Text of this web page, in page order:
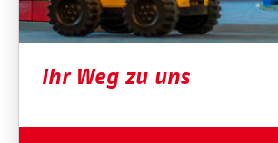
Ihr Weg zu uns